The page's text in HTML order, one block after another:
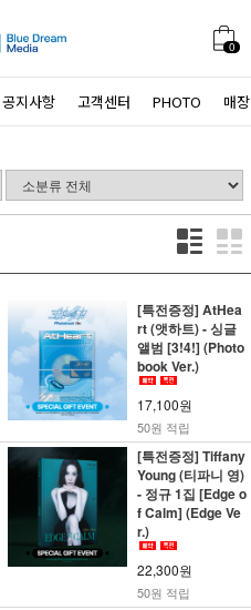
0
공지사항 고객센터 PHOTO 매
[특전증정] AtHea
rt (앳하트) - 싱글
앨범 [3!4!] (Photo
book Ver.)
17,100원
50원 적립
[특전증정] Tiffany
Young (티파니 영)
- 정규 1집 [ Edge o
f Calm] (Edge Ve
r.)
22,300원
50원 적립